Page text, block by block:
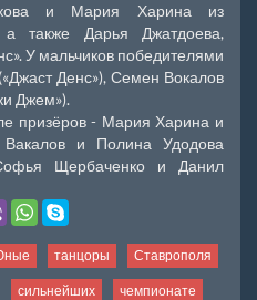
и Мария Харина из
а также Дарья Джатдоева,
У мальчиков победителями
Денс»), Семен Вокалов
Джем»).
призёров - Мария Харина и
и Полина Удодова
Щербаченко и Данил
танцоры Ставрополя
сильнейших чемпионате